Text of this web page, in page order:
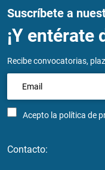
Suscríbete a
¡Y entérate
Recibe convocatorias,
Acepto la política de
Contacto: